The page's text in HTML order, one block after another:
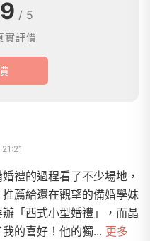
/ 5
實評價
禮的過程看了不少場地，
薦給還在觀望的備婚學妹
「西式小型婚禮」，而晶
的喜好！他的獨... 更多